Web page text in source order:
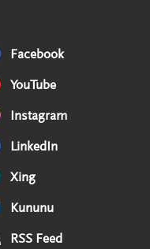
Facebook
YouTube
Instagram
LinkedIn
Xing
Kununu
RSS Feed